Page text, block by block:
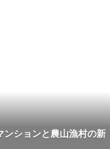
ションと農山漁村の新